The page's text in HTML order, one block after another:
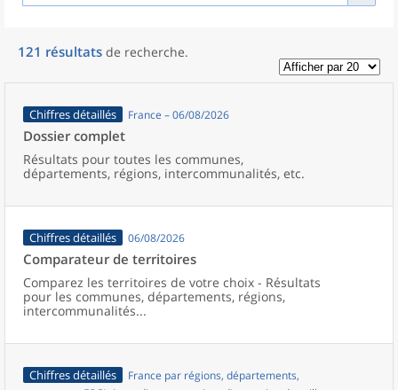
121 résultats de recherche.
Chiffres détaillés France – 06/08/2026
Dossier complet
Résultats pour toutes les communes,
départements, régions, intercommunalités, etc.
Chiffres détaillés 06/08/2026
Comparateur de territoires
Comparez les territoires de votre choix - Résultats
pour les communes, départements, régions,
intercommunalités...
Chiffres détaillés
France par régions, départements,